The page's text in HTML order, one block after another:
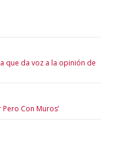
que da voz a la opinión de
Pero Con Muros’